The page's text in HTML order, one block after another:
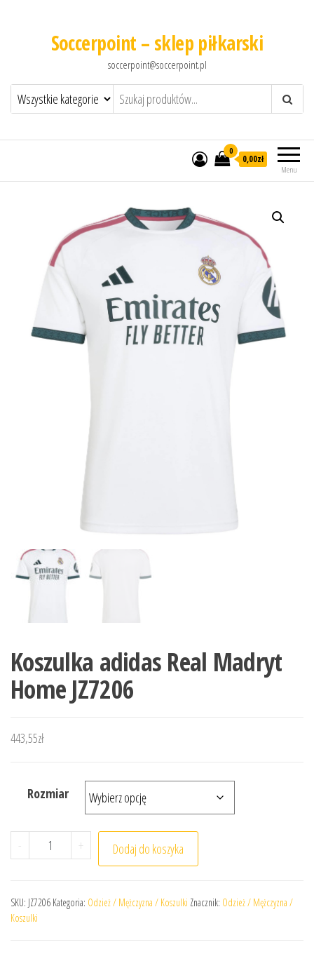
Soccerpoint – sklep piłkarski
soccerpoint@soccerpoint.pl
Menu
0
0,00zł
Koszulka adidas Real Madryt
Home JZ7206
443,55zł
Rozmiar
- ilość Koszulka adidas Real Madryt Home JZ7206
+ Dodaj do koszyka
SKU: JZ7206 Kategoria: Odzież / Mężczyzna / Koszulki Znacznik: Odzież / Mężczyzna /
Koszulki